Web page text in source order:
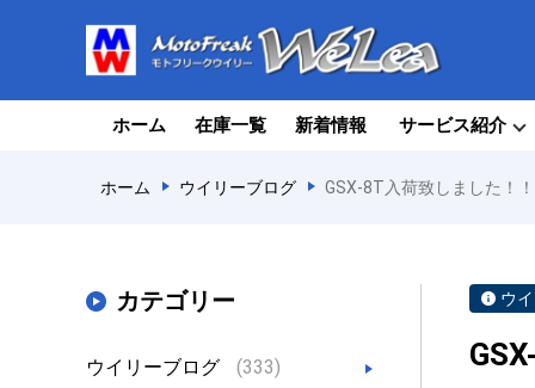
ホーム 在庫一覧 新着情報 サービス紹介
ホーム ウイリーブログ GSX-8T入荷致しました！
カテゴリー
ウイリーブログ (333)
ウ